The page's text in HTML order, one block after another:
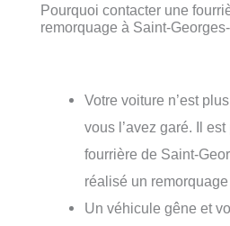
Pourquoi contacter une
remorquage à Saint-
Votre voiture n’est
vous l’avez garé. Il
fourrière de Saint-
réalisé un
Un véhicule gêne et